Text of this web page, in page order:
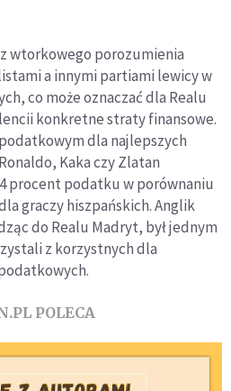
wtorkowego porozumienia
a innymi partiami lewicy w
co może oznaczać dla Realu
konkretne straty finansowe.
dla najlepszych
Kaka czy Zlatan
procent podatku w porównaniu
graczy hiszpańskich. Anglik
do Realu Madryt, był jednym
z korzystnych dla
POLECA